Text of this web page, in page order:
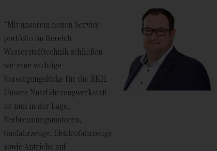
“Mit unserem neuen Service-
portfolio im Bereich
Wasserstofftechnik schließen
wir eine wichtige
Versorgungslücke für die RKH.
Unsere Nutzfahrzeugwerkstatt
ist nun in der Lage,
Verbrennungsmotoren,
Gasfahrzeuge, Elektrofahrzeuge
sowie Antriebe auf